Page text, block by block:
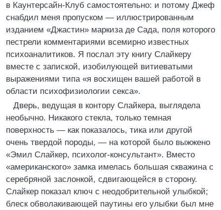
в Каунтерсайн-Клуб самостоятельно: и потому Джеф
снабдил меня пропуском — иллюстрированным
изданием «Джастин» маркиза де Сада, поля которого
пестрели комментариями всемирно известных
психоаналитиков. Я послал эту книгу Слайкеру
вместе с запиской, изобилующей витиеватыми
выражениями типа «я восхищен вашей работой в
области психофизиологии секса».
Дверь, ведущая в контору Слайкера, выглядела
необычно. Никакого стекла, только темная
поверхность — как показалось, тика или другой
очень твердой породы, — на которой было выжжено
«Эмил Слайкер, психолог-консультант». Вместо
«американского» замка имелась большая скважина с
серебряной заслонкой, сдвигающейся в сторону.
Слайкер показал ключ с неодобрительной улыбкой;
блеск обволакивающей паутины его улыбки был мне